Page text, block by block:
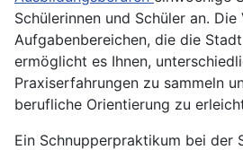
Schülerinnen und Schüler an.
Aufgabenbereichen, die die
ermöglicht es Ihnen,
Praxiserfahrungen zu sammeln
berufliche Orientierung zu
Ein Schnupperpraktikum bei der